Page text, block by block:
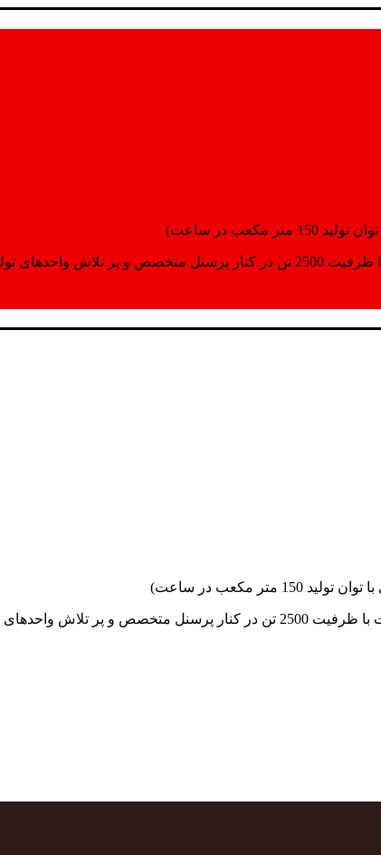
اماده مینمایند.
جهاد بتن با فضای کارگاهی و به کار گیری سه دستگاه بچینگ پلانت با ظرفیت 2500